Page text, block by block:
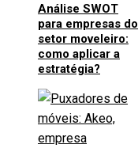
Análise SWOT
para empresas do
setor moveleiro:
como aplicar a
estratégia?